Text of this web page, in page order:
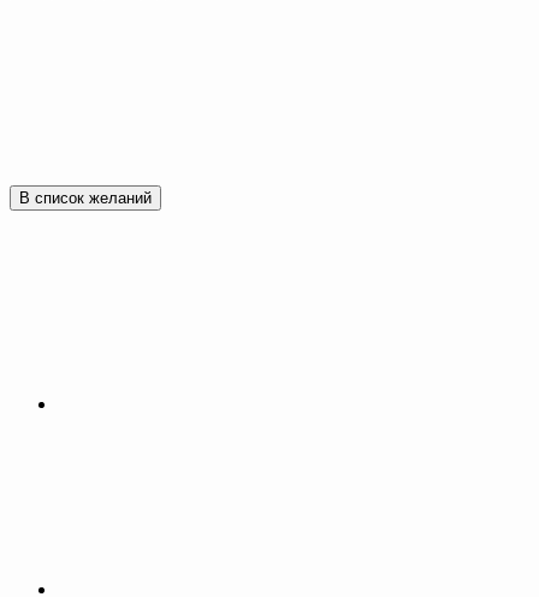
В список желаний